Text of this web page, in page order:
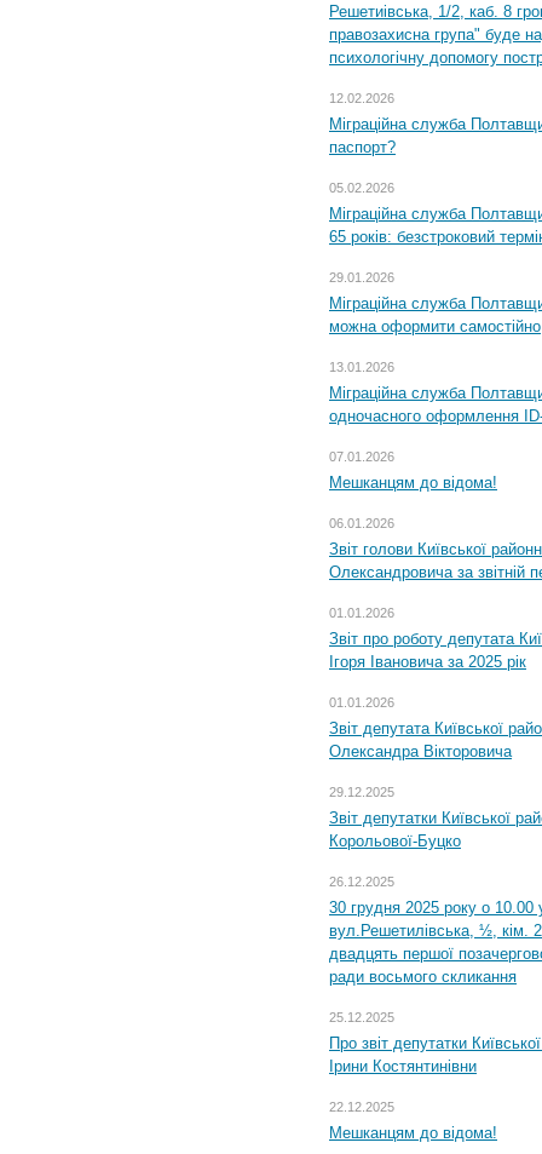
Решетиівська, 1/2, каб. 8
правозахисна група" буде
психологічну допомогу
12.02.2026
Міграційна служба
паспорт?
05.02.2026
Міграційна служба
65 років: безстроковий
29.01.2026
Міграційна служба
можна оформити самостійно
13.01.2026
Міграційна служба
одночасного оформлення
07.01.2026
Мешканцям до відома!
06.01.2026
Звіт голови Київської
Олександровича за звітній
01.01.2026
Звіт про роботу депутата
Ігоря Івановича за 2025 рік
01.01.2026
Звіт депутата Київської
Олександра Вікторовича
29.12.2025
Звіт депутатки Київської
Корольової-Буцко
26.12.2025
30 грудня 2025 року о 10.00
вул.Решетилівська, ½, кім.
двадцять першої
ради восьмого скликання
25.12.2025
Про звіт депутатки
Ірини Костянтинівни
22.12.2025
Мешканцям до відома!